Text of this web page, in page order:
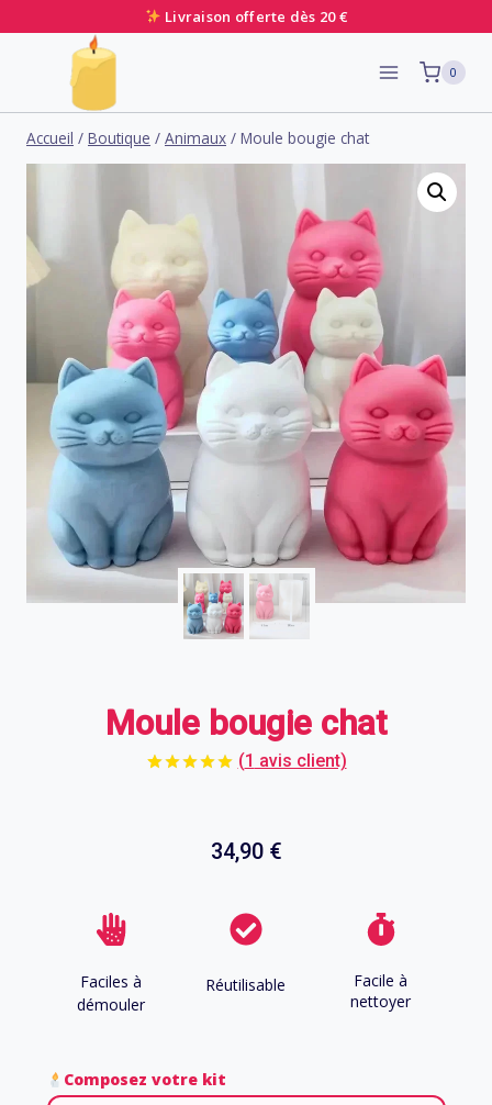
Livraison offerte dès 20 €
contenu
0
Accueil / Boutique / Animaux / Moule bougie chat
Moule bougie chat
(1 avis client)
34,90 €
Faciles à
démouler
Réutilisable
Facile à
nettoyer
Composez votre kit